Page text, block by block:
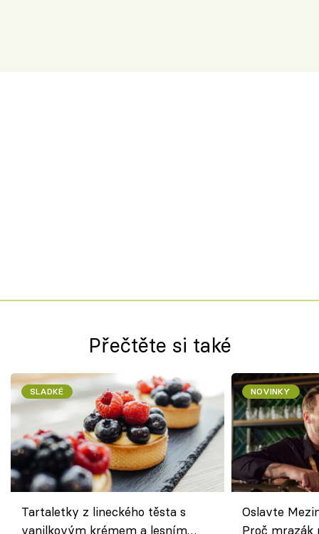
Přečtěte si také
SLADKÉ
Tartaletky z lineckého těsta s
vanilkovým krémem a lesním
NOVINKY
Oslavte
Proč